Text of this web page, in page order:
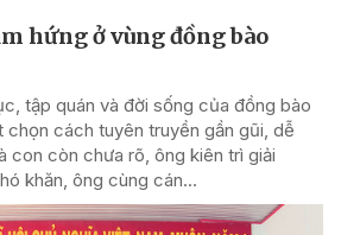
hứng ở vùng đồng bào
tập quán và đời sống của đồng bào
chọn cách tuyên truyền gần gũi, dễ
con còn chưa rõ, ông kiên trì giải
khăn, ông cùng cán...